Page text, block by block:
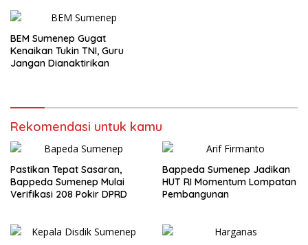
BEM Sumenep Gugat
Kenaikan Tukin TNI, Guru
Jangan Dianaktirikan
Rekomendasi untuk kamu
Pastikan Tepat Sasaran,
Bappeda Sumenep Mulai
Verifikasi 208 Pokir DPRD
Bappeda Sumenep Jadikan
HUT RI Momentum Lompatan
Pembangunan